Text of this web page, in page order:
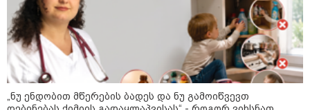
09:36 / 08-08-2026
"ბავშვობიდან ასე ვარ..
ფანატიკურად ვარ შეყვარებული
საქართველოზე" - გაიცანით
მარტინ გუიმჯიანი, ქართულ
ენასა და საქართველოზე
შეყვარებული სომეხი ბიჭი
„ნუ ენდობით მწერების ბადეს და ნუ გამოიწვევთ